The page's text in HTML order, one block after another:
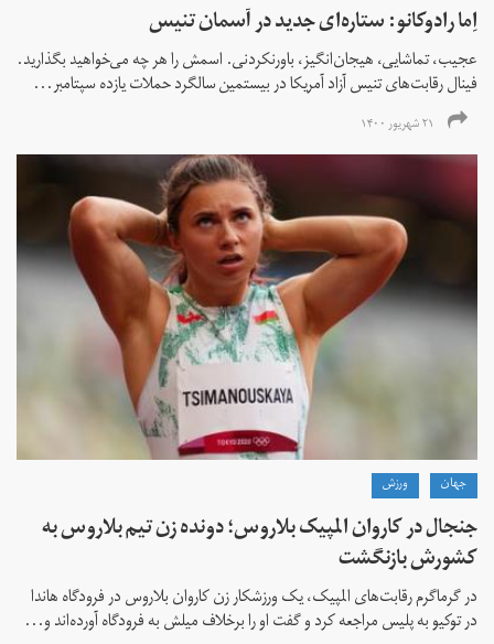
اِما رادوکانو: ستاره‌ای جدید در آسمان تنیس
عجیب، تماشایی، هیجان‌انگیز، باورنکردنی. اسمش را هر چه می‌خواهید بگذارید.
فینال رقابت‌های تنیس آزاد آمریکا در بیستمین سالگرد حملات یازده سپتامبر...
۲۱ شهریور ۱۴۰۰
جهان ورزش
جنجال در کاروان المپیک بلاروس؛ دونده زن تیم بلاروس به
کشورش بازنگشت
در گرماگرم رقابت‌های المپیک، یک ورزشکار زن کاروان بلاروس در فرودگاه هاندا
در توکیو به پلیس مراجعه کرد و گفت او را برخلاف میلش به فرودگاه آورده‌اند و...